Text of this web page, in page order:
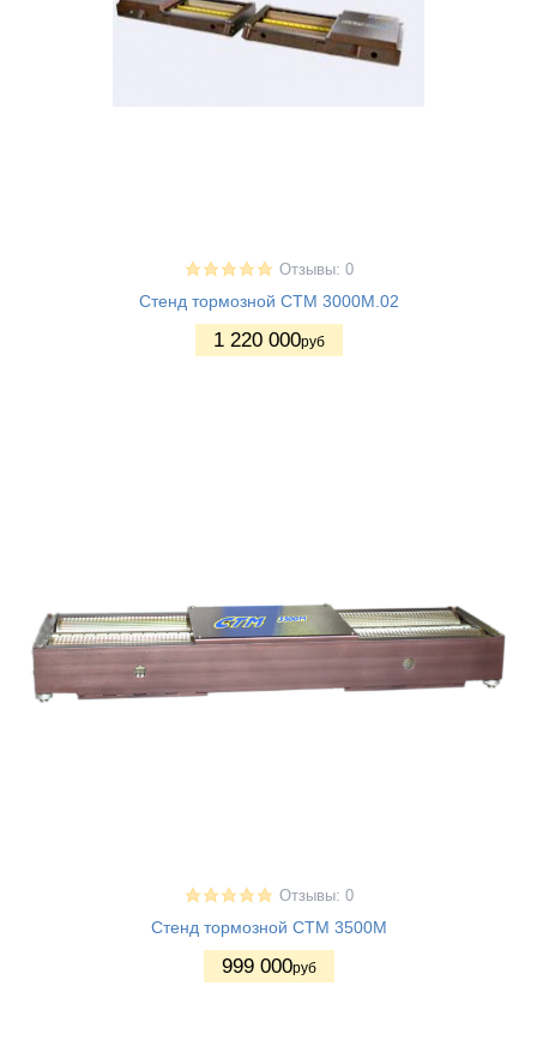
Отзывы: 0
Стенд тормозной СТМ 3000М.02
1 220 000руб
Отзывы: 0
Стенд тормозной СТМ 3500М
999 000руб